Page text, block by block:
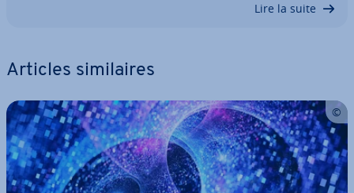
Lire la suite
Articles si­mi­laires